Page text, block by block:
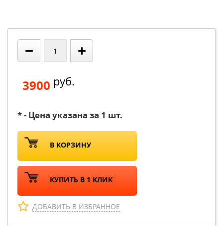
− +
3900 руб.
* - Цена указана за 1 шт.
В КОРЗИНУ
КУПИТЬ В 1 КЛИК
ДОБАВИТЬ В ИЗБРАННОЕ